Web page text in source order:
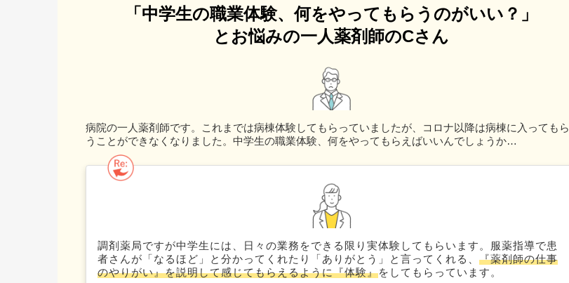
「中学生の職業体験、何をやってもらうのがいい？」
とお悩みの一人薬剤師のCさん
病院の一人薬剤師です。これまでは病棟体験してもらっていましたが、コロナ以降は病棟に入ってもら
うことができなくなりました。中学生の職業体験、何をやってもらえばいいんでしょうか…
調剤薬局ですが中学生には、日々の業務をできる限り実体験してもらいます。服薬指導で患
者さんが「なるほど」と分かってくれたり「ありがとう」と言ってくれる、 『薬剤師の仕事
のやりがい』を説明して感じてもらえるように『体験』をしてもらっています。